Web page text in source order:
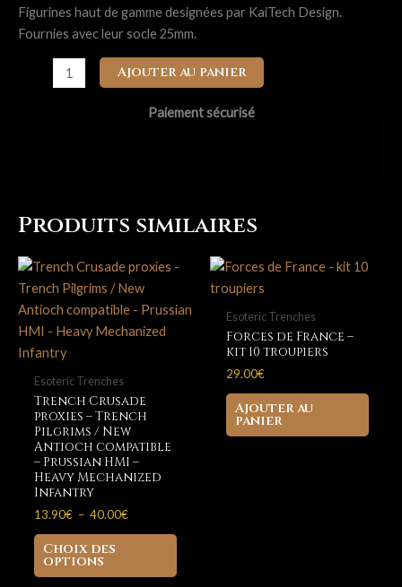
Figurines haut de gamme designées par KaiTech Design.
Fournies avec leur socle 25mm.
Ajouter au panier
Paiement sécurisé
Produits similaires
Esoteric Trenches
Trench Crusade
proxies – Trench
Pilgrims / New
Antioch compatible
– Prussian HMI –
Heavy Mechanized
Infantry
13.90€ – 40.00€Plage
à
Choix des
options
Ce
a
Esoteric Trenches
Forces de France –
kit 10 troupiers
29.00€
Ajouter au
panier